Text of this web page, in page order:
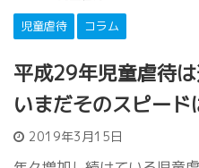
児童虐待
コラム
平成29年児童虐待は
いまだそのスピード
2019年3月15日